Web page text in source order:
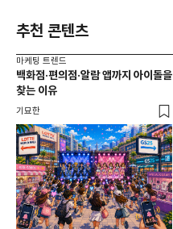
추천 콘텐츠
마케팅 트렌드
백화점·편의점·알람 앱까지 아이돌을
찾는 이유
기묘한